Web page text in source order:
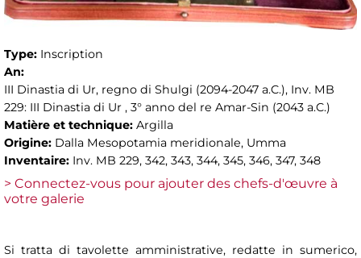
Type: Inscription
An:
III Dinastia di Ur, regno di Shulgi (2094-2047 a.C.), Inv. MB
229: III Dinastia di Ur , 3° anno del re Amar-Sin (2043 a.C.)
Matière et technique: Argilla
Origine: Dalla Mesopotamia meridionale, Umma
Inventaire: Inv. MB 229, 342, 343, 344, 345, 346, 347, 348
> Connectez-vous pour ajouter des chefs-d'œuvre à
votre galerie
Si tratta di tavolette amministrative, redatte in sumerico,